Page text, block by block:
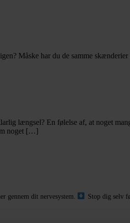
Måske har du de samme
længsel? En følelse af, at noget
noget […]
gennem dit nervesystem. Stop dig selv